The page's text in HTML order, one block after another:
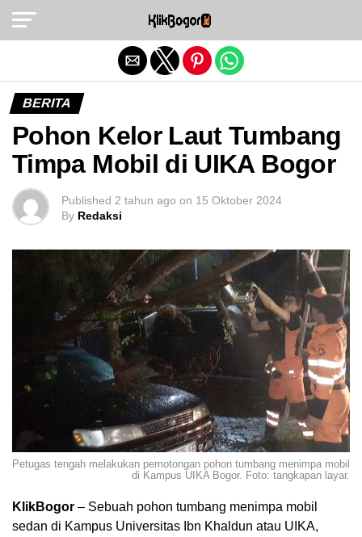
BERITA
Pohon Kelor Laut Tumbang
Timpa Mobil di UIKA Bogor
Published 2 tahun ago on 15 Oktober 2024
By Redaksi
Petugas tengah melakukan pemotongan pohon tumbang menimpa mobil
di Kampus UIKA Bogor. Foto: tangkapan layar.
KlikBogor – Sebuah pohon tumbang menimpa mobil
sedan di Kampus Universitas Ibn Khaldun atau UIKA,
Exit mobile version